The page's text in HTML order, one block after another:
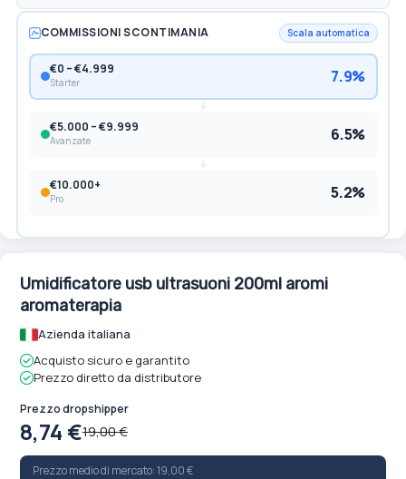
COMMISSIONI SCONTIMANIA Scala automatica
€0 – €4.999
Starter 7.9%
€5.000 – €9.999
Avanzate 6.5%
€10.000+
Pro 5.2%
Umidificatore usb ultrasuoni 200ml aromi
aromaterapia
Azienda italiana
Acquisto sicuro e garantito
Prezzo diretto da distributore
Prezzo dropshipper
8,74 €19,00 €
Prezzo medio di mercato: 19,00 €